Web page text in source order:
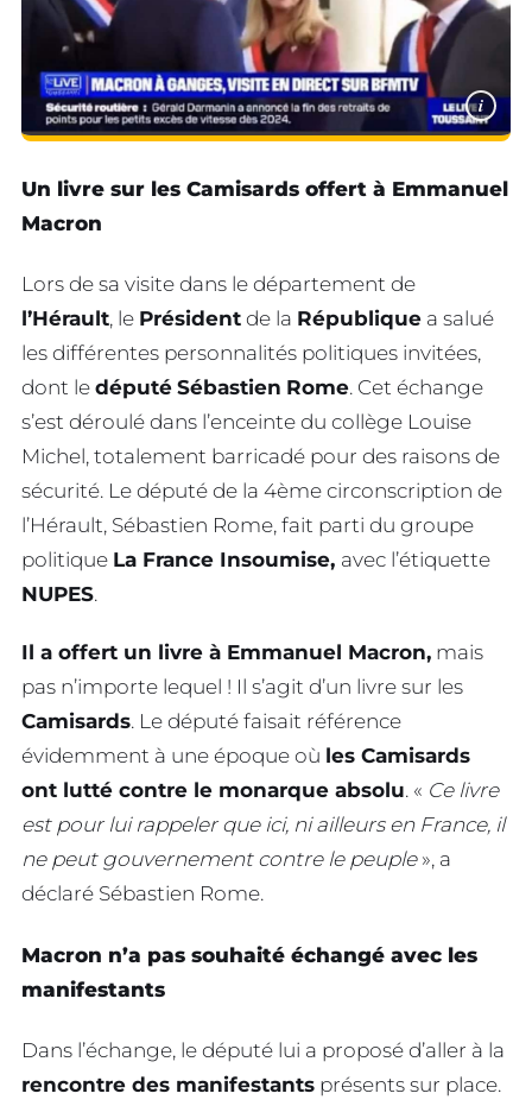
i
Un livre sur les Camisards offert à Emmanuel
Macron
Lors de sa visite dans le département de
l’Hérault, le Président de la République a salué
les différentes personnalités politiques invitées,
dont le député Sébastien Rome. Cet échange
s’est déroulé dans l’enceinte du collège Louise
Michel, totalement barricadé pour des raisons de
sécurité. Le député de la 4ème circonscription de
l’Hérault, Sébastien Rome, fait parti du groupe
politique La France Insoumise, avec l’étiquette
NUPES.
Il a offert un livre à Emmanuel Macron, mais
pas n’importe lequel ! Il s’agit d’un livre sur les
Camisards. Le député faisait référence
évidemment à une époque où les Camisards
ont lutté contre le monarque absolu. « Ce livre
est pour lui rappeler que ici, ni ailleurs en France, il
ne peut gouvernement contre le peuple», a
déclaré Sébastien Rome.
Macron n’a pas souhaité échangé avec les
manifestants
Dans l’échange, le député lui a proposé d’aller à la
rencontre des manifestants présents sur place.